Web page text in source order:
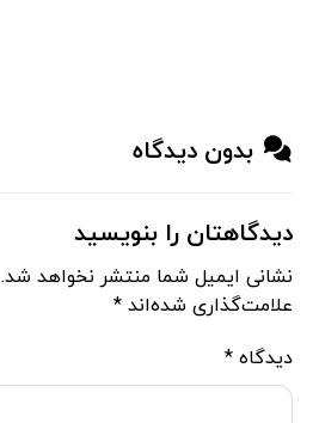
بدون دیدگاه
دیدگاهتان را بنویسید
نشانی ایمیل شما منتشر نخواهد شد.
علامت‌گذاری شده‌اند*
دیدگاه*